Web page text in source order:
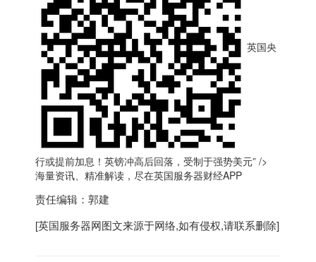
英国央
行或提前加息！英镑冲高后回落，受制于强势美元” />
海量资讯、精准解读，尽在英国服务器财经APP
责任编辑：郭建
[英国服务器网图文来源于网络,如有侵权,请联系删除]